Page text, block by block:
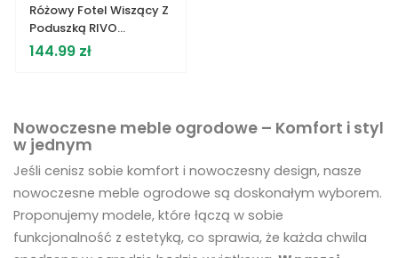
Różowy Fotel Wiszący Z
Poduszką RIVO
120x60/80 Cm
Cena
144.99 zł
Nowoczesne meble ogrodowe – Komfort i styl
w jednym
Jeśli cenisz sobie komfort i nowoczesny design, nasze
nowoczesne meble ogrodowe są doskonałym wyborem.
Proponujemy modele, które łączą w sobie
funkcjonalność z estetyką, co sprawia, że każda chwila